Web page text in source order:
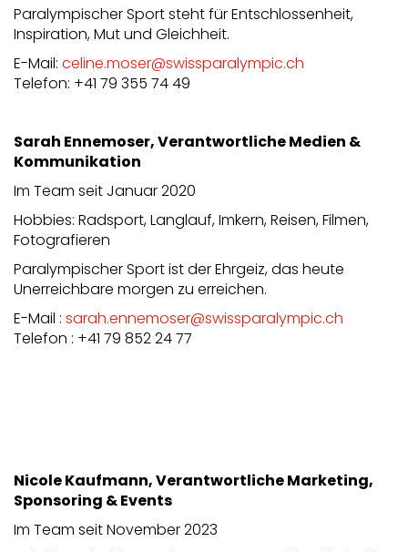
Paralympischer Sport steht für Entschlossenheit,
Inspiration, Mut und Gleichheit.
E-Mail: celine.moser@swissparalympic.ch
Telefon: +41 79 355 74 49
Sarah Ennemoser, Verantwortliche Medien &
Kommunikation
Im Team seit Januar 2020
Hobbies: Radsport, Langlauf, Imkern, Reisen, Filmen,
Fotografieren
Paralympischer Sport ist der Ehrgeiz, das heute
Unerreichbare morgen zu erreichen.
E-Mail : sarah.ennemoser@swissparalympic.ch
Telefon : +41 79 852 24 77
Nicole Kaufmann, Verantwortliche Marketing,
Sponsoring & Events
Im Team seit November 2023